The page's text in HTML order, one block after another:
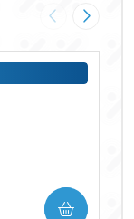
Imagem
COMPRAR